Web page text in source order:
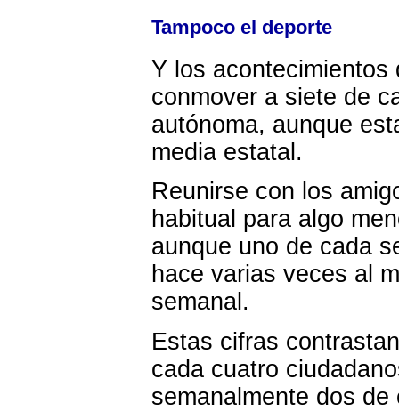
Tampoco el deporte
Y los acontecimientos
conmover a siete de
autónoma, aunque
media estatal.
Reunirse con los
habitual para algo
aunque uno de cada
hace varias veces al
semanal.
Estas cifras
cada cuatro
semanalmente dos de